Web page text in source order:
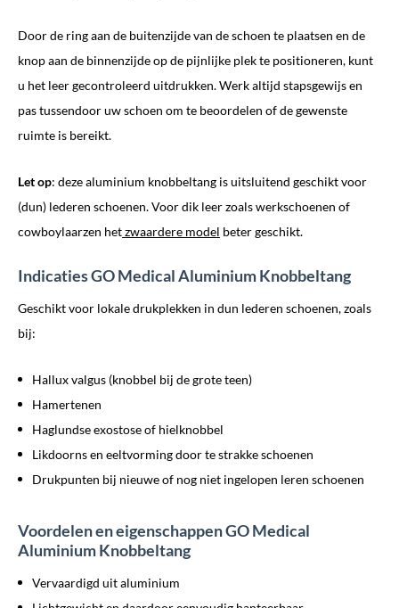
Door de ring aan de buitenzijde van de schoen te plaatsen en de
knop aan de binnenzijde op de pijnlijke plek te positioneren, kunt
u het leer gecontroleerd uitdrukken. Werk altijd stapsgewijs en
pas tussendoor uw schoen om te beoordelen of de gewenste
ruimte is bereikt.
Let op: deze aluminium knobbeltang is uitsluitend geschikt voor
(dun) lederen schoenen. Voor dik leer zoals werkschoenen of
cowboylaarzen hetzwaardere model beter geschikt.
Indicaties GO Medical Aluminium Knobbeltang
Geschikt voor lokale drukplekken in dun lederen schoenen, zoals
bij:
Hallux valgus (knobbel bij de grote teen)
Hamertenen
Haglundse exostose of hielknobbel
Likdoorns en eeltvorming door te strakke schoenen
Drukpunten bij nieuwe of nog niet ingelopen leren schoenen
Voordelen en eigenschappen GO Medical
Aluminium Knobbeltang
Vervaardigd uit aluminium